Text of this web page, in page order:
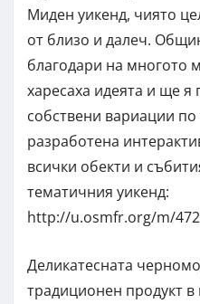
Миден уикенд, чиято
от близо и далеч.
благодари на многото
харесаха идеята и ще я
собствени вариации
разработена
всички обекти и
тематичния уикенд:
http://u.osmfr.org/m/
Деликатесната
традиционен продукт в